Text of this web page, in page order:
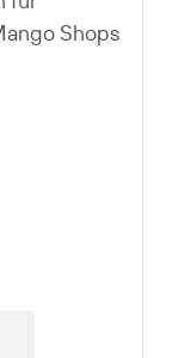
Shops